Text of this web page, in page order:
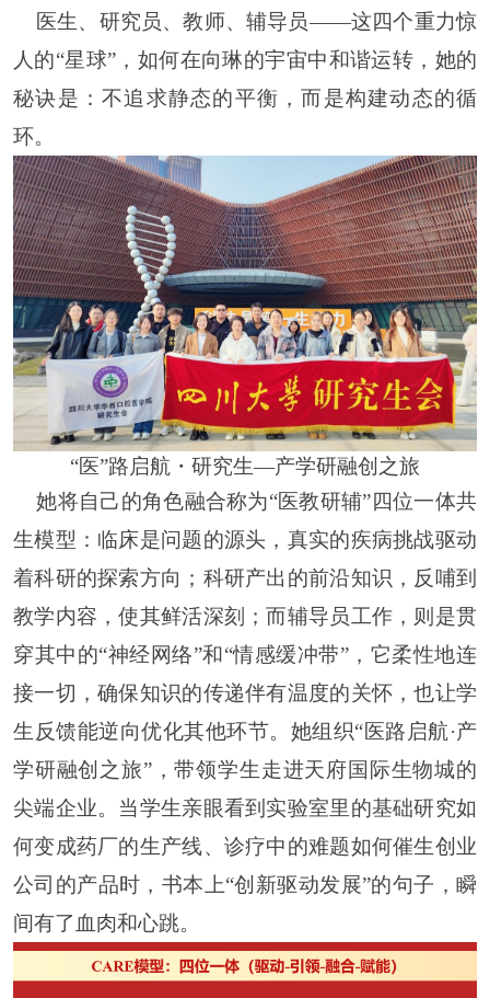
医生、研究员、教师、辅导员——这四个重力惊
人的“星球”，如何在向琳的宇宙中和谐运转，她的
秘诀是：不追求静态的平衡，而是构建动态的循
环。
“医”路启航・研究生—产学研融创之旅
她将自己的角色融合称为“医教研辅”四位一体共
生模型：临床是问题的源头，真实的疾病挑战驱动
着科研的探索方向；科研产出的前沿知识，反哺到
教学内容，使其鲜活深刻；而辅导员工作，则是贯
穿其中的“神经网络”和“情感缓冲带”，它柔性地连
接一切，确保知识的传递伴有温度的关怀，也让学
生反馈能逆向优化其他环节。她组织“医路启航·产
学研融创之旅”，带领学生走进天府国际生物城的
尖端企业。当学生亲眼看到实验室里的基础研究如
何变成药厂的生产线、诊疗中的难题如何催生创业
公司的产品时，书本上“创新驱动发展”的句子，瞬
间有了血肉和心跳。